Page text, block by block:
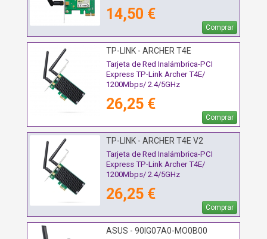
14,50 €
Comprar
TP-LINK - ARCHER T4E
Tarjeta de Red Inalámbrica-PCI
Express TP-Link Archer T4E/
1200Mbps/ 2.4/5GHz
26,25 €
Comprar
TP-LINK - ARCHER T4E V2
Tarjeta de Red Inalámbrica-PCI
Express TP-Link Archer T4E/
1200Mbps/ 2.4/5GHz
26,25 €
Comprar
ASUS - 90IG07A0-MO0B00